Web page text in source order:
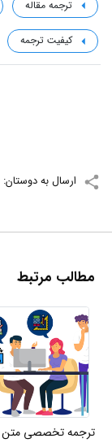
ترجمه مقاله
کیفیت ترجمه
ارسال به دوستان:
مطالب مرتبط
ترجمه تخصصی متن